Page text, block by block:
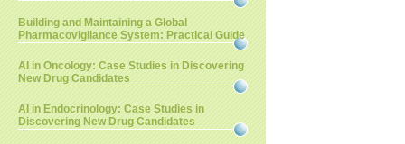
Building and Maintaining a Global
Pharmacovigilance System: Practical Guide
AI in Oncology: Case Studies in Discovering
New Drug Candidates
AI in Endocrinology: Case Studies in
Discovering New Drug Candidates